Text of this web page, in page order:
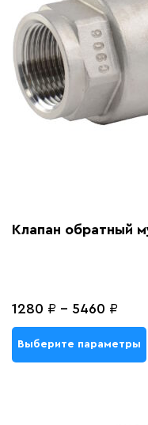
Клапан обратный
1280 ₽ - 5460 ₽
Выберите параметры